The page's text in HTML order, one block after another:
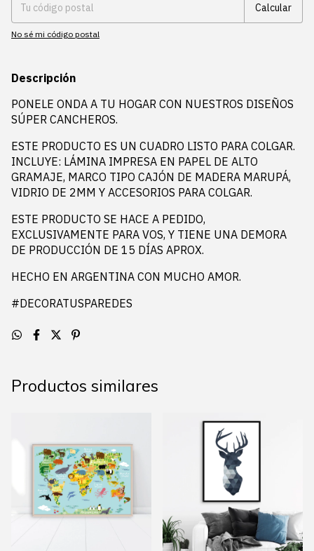
Calcular
No sé mi código postal
Descripción
PONELE ONDA A TU HOGAR CON NUESTROS DISEÑOS
SÚPER CANCHEROS.
ESTE PRODUCTO ES UN CUADRO LISTO PARA COLGAR.
INCLUYE: LÁMINA IMPRESA EN PAPEL DE ALTO
GRAMAJE, MARCO TIPO CAJÓN DE MADERA MARUPÁ,
VIDRIO DE 2MM Y ACCESORIOS PARA COLGAR.
ESTE PRODUCTO SE HACE A PEDIDO,
EXCLUSIVAMENTE PARA VOS, Y TIENE UNA DEMORA
DE PRODUCCIÓN DE 15 DÍAS APROX.
HECHO EN ARGENTINA CON MUCHO AMOR.
#DECORATUSPAREDES
Productos similares